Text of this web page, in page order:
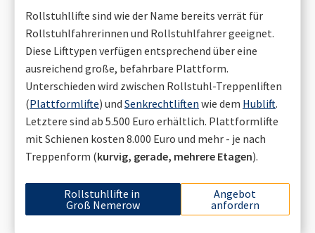
Rollstuhllifte sind wie der Name bereits verrät für
Rollstuhlfahrerinnen und Rollstuhlfahrer geeignet.
Diese Lifttypen verfügen entsprechend über eine
ausreichend große, befahrbare Plattform.
Unterschieden wird zwischen Rollstuhl-Treppenliften
(Plattformlifte) und Senkrechtliften wie dem Hublift.
Letztere sind ab 5.500 Euro erhältlich. Plattformlifte
mit Schienen kosten 8.000 Euro und mehr - je nach
Treppenform (kurvig, gerade, mehrere Etagen).
Rollstuhllifte in
Groß Nemerow
Angebot
anfordern